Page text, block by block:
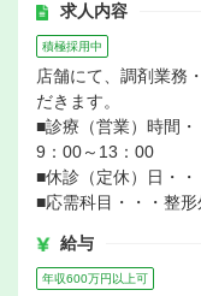
求人内容
積極採用中
店舗にて、調剤業務
だきます。
■診療（営業）時間
9：00～13：00
■休診（定休）日・
■応需科目・・・整
給与
年収600万円以上可